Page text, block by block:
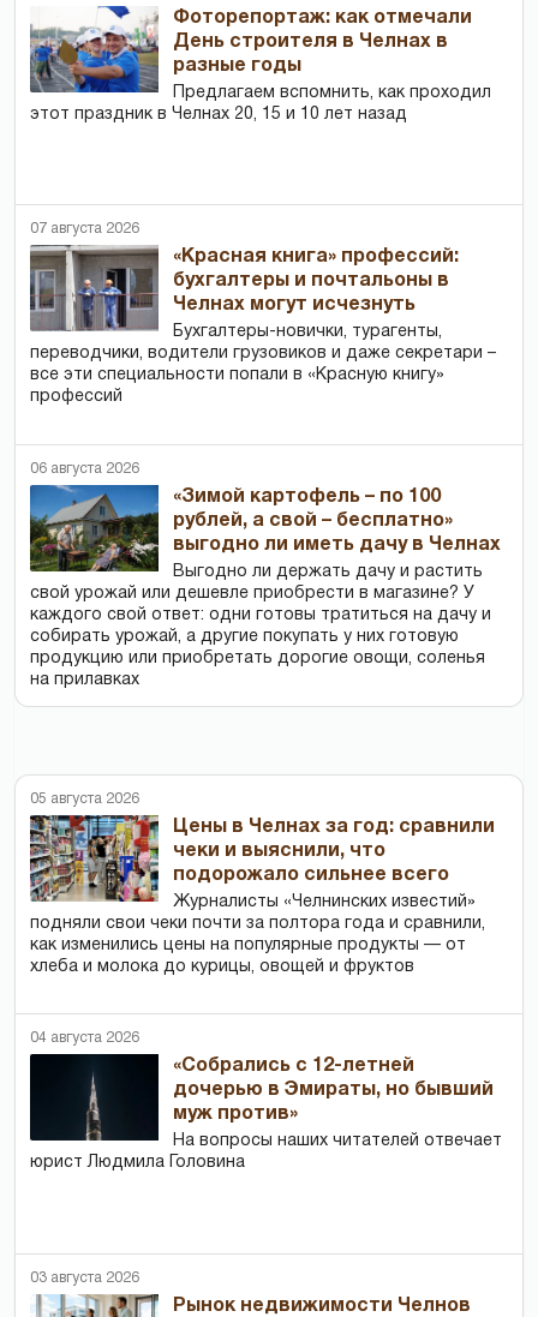
Фоторепортаж: как отмечали
День строителя в Челнах в
разные годы
Предлагаем вспомнить, как проходил
этот праздник в Челнах 20, 15 и 10 лет назад
07 августа 2026
«Красная книга» профессий:
бухгалтеры и почтальоны в
Челнах могут исчезнуть
Бухгалтеры-новички, тур­агенты,
переводчики, водители грузовиков и даже секретари –
все эти специальности попали в «Красную книгу»
профессий
06 августа 2026
«Зимой картофель – по 100
рублей, а свой – бесплатно»
выгодно ли иметь дачу в Челнах
Выгодно ли держать дачу и растить
свой урожай или дешевле приобрести в магазине? У
каждого свой ответ: одни готовы тратиться на дачу и
собирать урожай, а другие покупать у них готовую
продукцию или приобретать дорогие овощи, соленья
на прилавках
05 августа 2026
Цены в Челнах за год: сравнили
чеки и выяснили, что
подорожало сильнее всего
Журналисты «Челнинских известий»
подняли свои чеки почти за полтора года и сравнили,
как изменились цены на популярные продукты — от
хлеба и молока до курицы, овощей и фруктов
04 августа 2026
«Собрались с 12-летней
дочерью в Эмираты, но бывший
муж против»
На вопросы наших читателей отвечает
юрист Людмила Головина
03 августа 2026
Рынок недвижимости Челнов